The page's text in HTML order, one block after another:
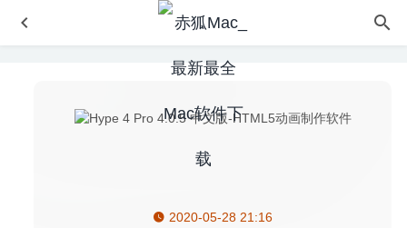
2020-05-28 21:16
Microsoft Office 2019 16.41 中文版-微软Office办公套件